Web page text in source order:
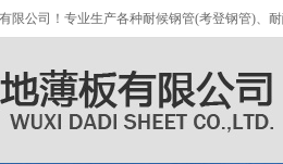
限公司！专业生产各种耐候钢管(考登钢管)、